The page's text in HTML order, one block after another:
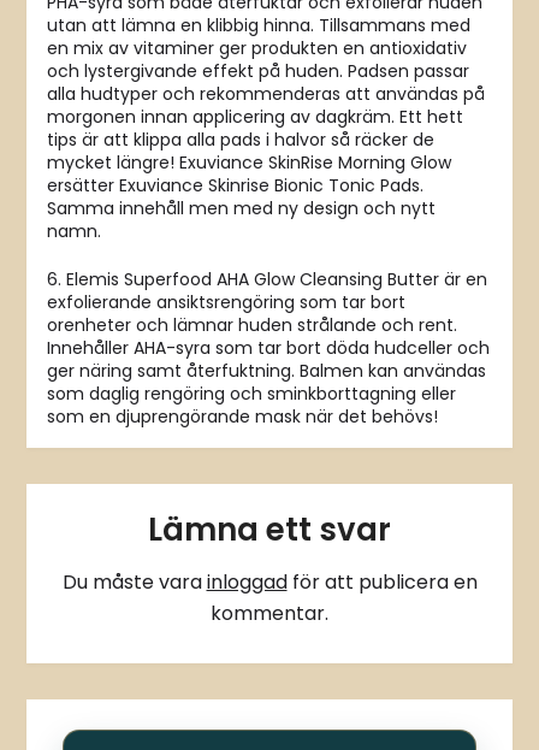
utan att lämna en klibbig hinna. Tillsammans med
en mix av vitaminer ger produkten en antioxidativ
och lystergivande effekt på huden. Padsen passar
alla hudtyper och rekommenderas att användas på
morgonen innan applicering av dagkräm. Ett hett
tips är att klippa alla pads i halvor så räcker de
mycket längre! Exuviance SkinRise Morning Glow
ersätter Exuviance Skinrise Bionic Tonic Pads.
Samma innehåll men med ny design och nytt
namn.
6. Elemis Superfood AHA Glow Cleansing Butter är en
exfolierande ansiktsrengöring som tar bort
orenheter och lämnar huden strålande och rent.
Innehåller AHA-syra som tar bort döda hudceller och
ger näring samt återfuktning. Balmen kan användas
som daglig rengöring och sminkborttagning eller
som en djuprengörande mask när det behövs!
Lämna ett svar
Du måste varainloggadför att publicera en
kommentar.